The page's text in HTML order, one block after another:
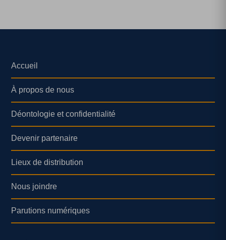
Accueil
À propos de nous
Déontologie et confidentialité
Devenir partenaire
Lieux de distribution
Nous joindre
Parutions numériques